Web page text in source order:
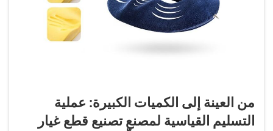
من العينة إلى الكميات الكبيرة: عملية
التسليم القياسية لمصنع تصنيع قطع غيار